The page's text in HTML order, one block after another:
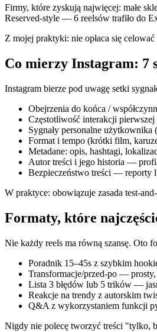
Firmy, które zyskują najwięcej: małe
Reserved‑style — 6 reelsów trafiło do
Z mojej praktyki: nie opłaca się
Co mierzy Instagram: 7
Instagram bierze pod uwagę setki
Obejrzenia do końca /
Częstotliwość interakcji
Sygnały personalne
Format i tempo (krótki film,
Metadane: opis, hashtagi,
Autor treści i jego historia —
Bezpieczeństwo treści — reporty
W praktyce: obowiązuje zasada
Formaty, które
Nie każdy reels ma równą szansę. Oto
Poradnik 15–45s z szybkim
Transformacje/przed‑po —
Lista 3 błędów lub 5 trików —
Reakcje na trendy z autorskim
Q&A z wykorzystaniem funkcji
Nigdy nie polecę tworzyć treści "tylko,